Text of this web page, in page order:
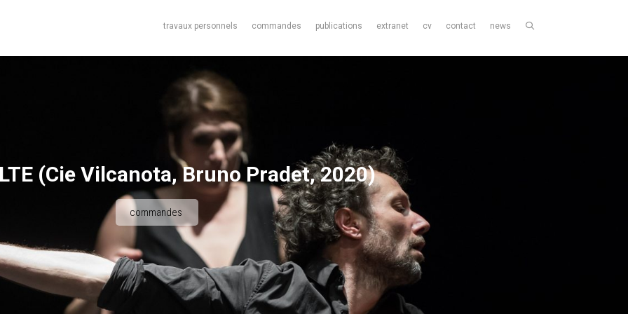
travaux personnels commandes publications extranet cv contact news
(Cie Vilcanota, Bruno Pradet, 2020)
commandes